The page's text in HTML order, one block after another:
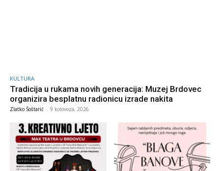
KULTURA
Tradicija u rukama novih generacija: Muzej Brdovec
organizira besplatnu radionicu izrade nakita
Zlatko Šoštarić - 9 kolovoza, 2026